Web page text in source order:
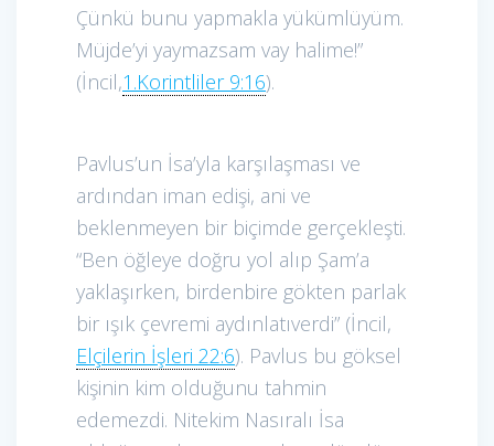
Çünkü bunu yapmakla yükümlüyüm.
Müjde’yi yaymazsam vay halime!”
(İncil,1.Korintliler 9:16).
Pavlus’un İsa’yla karşılaşması ve
ardından iman edişi, ani ve
beklenmeyen bir biçimde gerçekleşti.
“Ben öğleye doğru yol alıp Şam’a
yaklaşırken, birdenbire gökten parlak
bir ışık çevremi aydınlatıverdi” (İncil,
Elçilerin İşleri 22:6). Pavlus bu göksel
kişinin kim olduğunu tahmin
edemezdi. Nitekim Nasıralı İsa